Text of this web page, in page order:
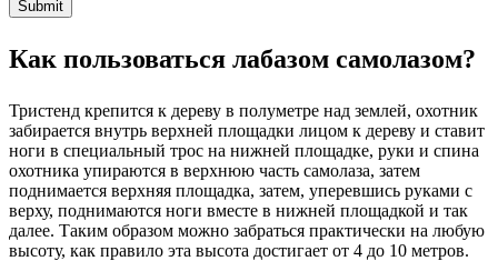
Как пользоваться лабазом самолазом?
Тристенд крепится к дереву в полуметре над землей, охотник
забирается внутрь верхней площадки лицом к дереву и ставит
ноги в специальный трос на нижней площадке, руки и спина
охотника упираются в верхнюю часть самолаза, затем
поднимается верхняя площадка, затем, уперевшись руками с
верху, поднимаются ноги вместе в нижней площадкой и так
далее. Таким образом можно забраться практически на любую
высоту, как правило эта высота достигает от 4 до 10 метров.